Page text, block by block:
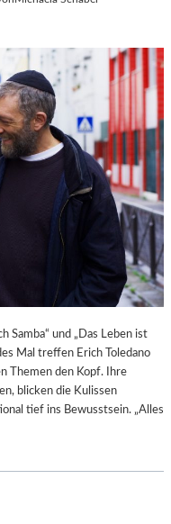
L
L
A
R
I
N
T
W
E
R
K
N
Samba“ und „Das Leben ist
Mal treffen Erich Toledano
Themen den Kopf. Ihre
blicken die Kulissen
tief ins Bewusstsein. „Alles